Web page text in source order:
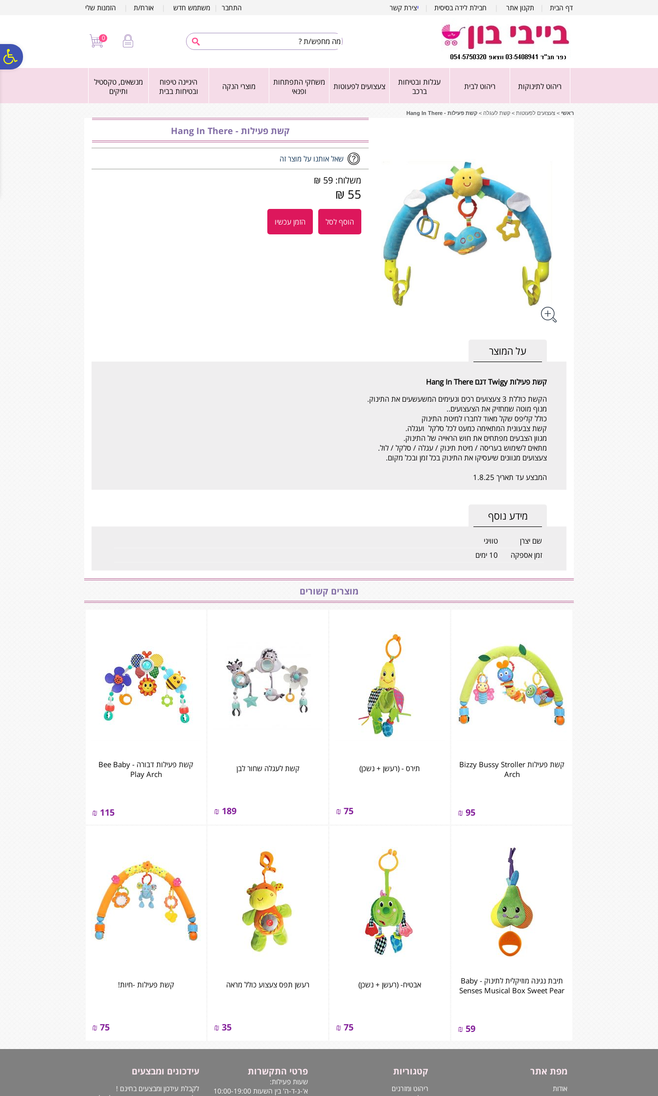
דף הבית תקנון אתר חבילת לידה בסיסית יצירת קשר התחבר משתמש חדש אורח/ת הזמנות שלי
0
ריהוט לתינוקות ריהוט לבית
עגלות ובטיחות
ברכב
צעצועים לפעוטות
משחקי התפתחות
ופנאי
מוצרי הנקה
היגיינה טיפוח
ובטיחות בבית
מנשאים, טקסטיל
ותיקים
ראשי > צעצועים לפעוטות > קשת לעגלה > קשת פעילות - Hang In There
קשת פעילות - Hang In There
שאל אותנו על מוצר זה
משלוח: 59 ₪
55 ₪
הוסף לסל הזמן עכשיו
על המוצר
קשת פעילות Twigy דגם
Hang In There
הקשת כוללת 3 צעצועים רכים ונעימים המשעשעים את התינוק.
מנוף מוטה שמחזיק את הצעצועים..
כולל קליפס שקל מאוד לחברו למיטת התינוק
קשת צבעונית המתאימה כמעט לכל סלקל ועגלה.
מגוון הצבעים מפתחים את חוש הראייה של התינוק.
מתאים לשימוש בעריסה / מיטת תינוק / עגלה / סלקל / לול.
צעצועים מגוונים שיעסיקו את התינוק בכל זמן ובכל מקום.
המבצע עד תאריך 1.8.25
מידע נוסף
שם יצרן
טוויגי
זמן אספקה
10 ימים
מוצרים קשורים
קשת פעילות Bizzy Bussy Stroller
Arch
95
₪
תירס - (רעשן + נשכן)
75
₪
קשת לעגלה שחור לבן
189
₪
קשת פעילות דבורה - Bee Baby
Play Arch
115
₪
תיבת נגינה מוזיקלית לתינוק - Baby
Senses Musical Box Sweet Pear
59
₪
אבטיח- (רעשן + נשכן)
75
₪
רעשן תפס צעצוע כולל מראה
35
₪
קשת פעילות -חיות!
75
₪
מפת אתר
אודות
קטגוריות
ריהוט ומזרנים
פרטי התקשרות
שעות פעילות:
א'-ג-ד-ה' בין השעות 10:00-19:00
עידכונים ומבצעים
לקבלת עידכון ומבצעים בחינם !